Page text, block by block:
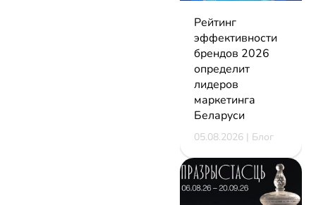
Рейтинг
эффективности
брендов 2026
определит
лидеров
маркетинга
Беларуси
05.08.2026 | Блог